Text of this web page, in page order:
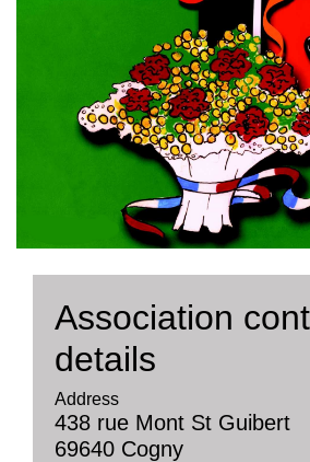
Association
details
Address
438 rue Mont St Guibert
69640 Cogny